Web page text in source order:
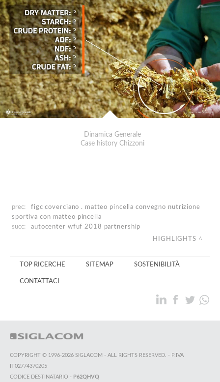
Dinamica Generale
Case history Chizzoni
prec: figc coverciano . matteo pincella convegno nutrizione
sportiva con matteo pincella
succ:
autocenter wfuf 2018 partnership
HIGHLIGHTS
TOP RICERCHE SITEMAP SOSTENIBILITÀ
CONTATTACI
COPYRIGHT © 1996-2026 SIGLACOM - ALL RIGHTS RESERVED. - P.IVA
IT02774370205
CODICE DESTINATARIO - P62QHVQ